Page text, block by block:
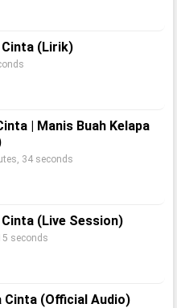
Cinta (Lirik)
| Manis Buah Kelapa
34 seconds
(Live Session)
seconds
Cinta (Official Audio)